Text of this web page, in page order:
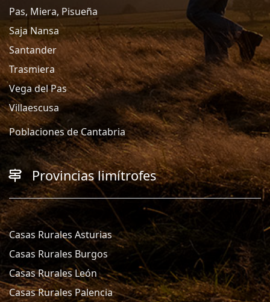
Pas, Miera, Pisueña
Saja Nansa
Santander
Trasmiera
Vega del Pas
Villaescusa
Poblaciones de Cantabria
Provincias limítrofes
Casas Rurales Asturias
Casas Rurales Burgos
Casas Rurales León
Casas Rurales Palencia